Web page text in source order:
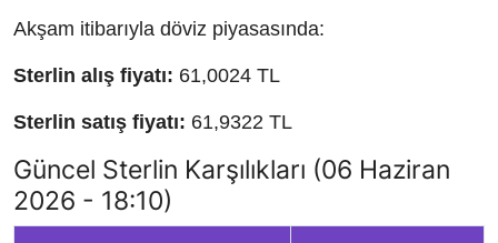
Akşam itibarıyla döviz piyasasında:
Sterlin alış fiyatı: 61,0024 TL
Sterlin satış fiyatı: 61,9322 TL
Güncel Sterlin Karşılıkları (06 Haziran
2026 - 18:10)